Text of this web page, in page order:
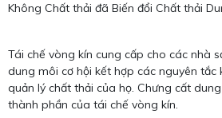
Không Chất thải đã Biến đổi Chất thải
Tái chế vòng kín cung cấp cho các nhà
dung môi cơ hội kết hợp các nguyên tắc
quản lý chất thải của họ. Chưng cất
thành phần của tái chế vòng kín.